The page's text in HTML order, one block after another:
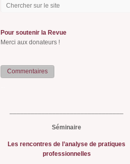
Pour soutenir la Revue
Merci aux donateurs !
Commentaires
Séminaire
Les rencontres de l’analyse de pratiques
professionnelles